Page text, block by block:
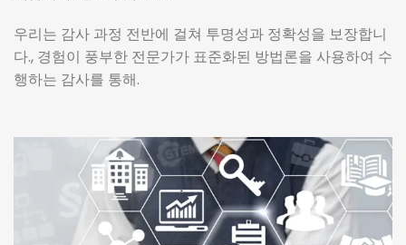
우리는 감사 과정 전반에 걸쳐 투명성과 정확성을 보장합니
다., 경험이 풍부한 전문가가 표준화된 방법론을 사용하여 수
행하는 감사를 통해.